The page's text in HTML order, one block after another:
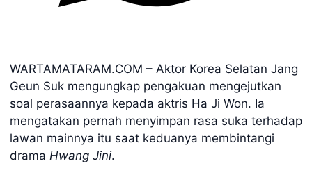
WARTAMATARAM.COM – Aktor Korea Selatan Jang
Geun Suk mengungkap pengakuan mengejutkan
soal perasaannya kepada aktris Ha Ji Won. Ia
mengatakan pernah menyimpan rasa suka terhadap
lawan mainnya itu saat keduanya membintangi
drama Hwang Jini.